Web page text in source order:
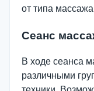
от типа
Сеанс
В ходе сеанса
различными